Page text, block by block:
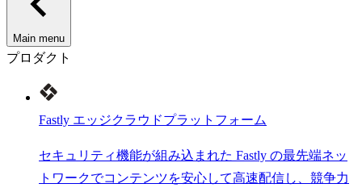
Main menu
プロダクト
Fastly エッジクラウドプラットフォーム
セキュリティ機能が組み込まれた Fastly の最先端ネッ
トワークでコンテンツを安心して高速配信し、競争力